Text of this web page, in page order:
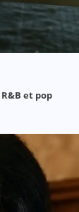
et pop